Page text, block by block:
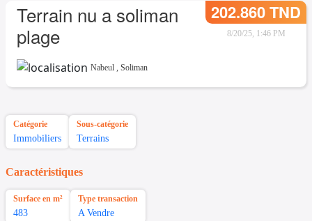
Terrain nu a soliman
plage
202.860 TND
8/20/25, 1:46 PM
Nabeul , Soliman
Catégorie
Immobiliers
Sous-catégorie
Terrains
Caractéristiques
Surface en m²
483
Type transaction
A Vendre